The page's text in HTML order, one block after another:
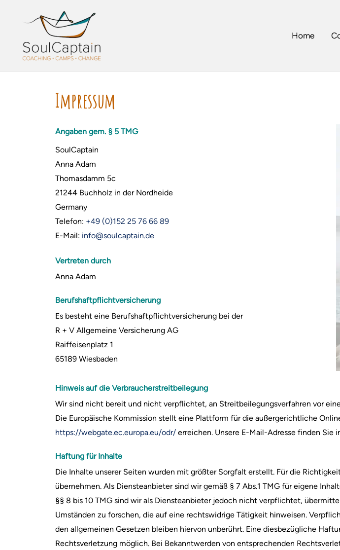
Home
Impressum
Angaben gem. § 5 TMG
SoulCaptain
Anna Adam
Thomasdamm 5c
21244 Buchholz in der Nordheide
Germany
Telefon: +49 (0)152 25 76 66 89
E-Mail: info@soulcaptain.de
Vertreten durch
Anna Adam
Berufshaftpflichtversicherung
Es besteht eine Berufshaftpflichtversicherung bei der
R + V Allgemeine Versicherung AG
Raiffeisenplatz 1
65189 Wiesbaden
Hinweis auf die Verbraucherstreitbeilegung
Wir sind nicht bereit und nicht verpflichtet, an Streitbeilegungsverfahren vor
Die Europäische Kommission stellt eine Plattform für die außergerichtliche
https://webgate.ec.europa.eu/odr/ erreichen. Unsere E-Mail-Adresse finden Sie
Haftung für Inhalte
Die Inhalte unserer Seiten wurden mit größter Sorgfalt erstellt. Für die
übernehmen. Als Diensteanbieter sind wir gemäß § 7 Abs.1 TMG für eigene
§§ 8 bis 10 TMG sind wir als Diensteanbieter jedoch nicht verpflichtet,
Umständen zu forschen, die auf eine rechtswidrige Tätigkeit hinweisen.
den allgemeinen Gesetzen bleiben hiervon unberührt. Eine diesbezügliche
Rechtsverletzung möglich. Bei Bekanntwerden von entsprechenden